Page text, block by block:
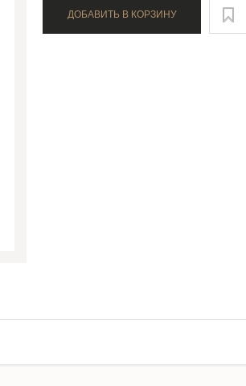
ДОБАВИТЬ В КОРЗИНУ